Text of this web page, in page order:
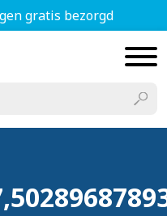
gratis bezorgd